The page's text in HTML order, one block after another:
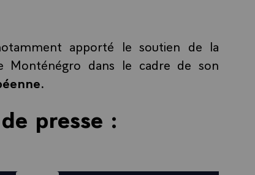
apporté le soutien de la
Monténégro dans le cadre de son
presse :